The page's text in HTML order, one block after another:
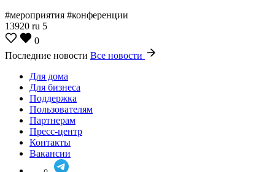
#мероприятия #конференции
13920 ru 5
0
Последние новости Все новости
Для дома
Для бизнеса
Поддержка
Пользователям
Партнерам
Пресс-центр
Контакты
Вакансии